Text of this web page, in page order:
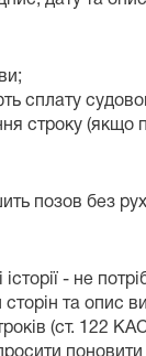
сплату
строку (якщо
позов без
- не
та опис
(ст. 122
поновити